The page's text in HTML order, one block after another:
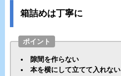
箱詰めは丁寧に
ポイント
隙間を作らない
本を横にして立てて入れない